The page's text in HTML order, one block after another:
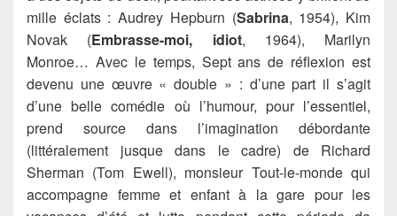
mille éclats : Audrey Hepburn (Sabrina, 1954), Kim
Novak (Embrasse-moi, idiot, 1964), Marilyn
Monroe… Avec le temps, Sept ans de réflexion est
devenu une œuvre « double » : d’une part il s’agit
d’une belle comédie où l’humour, pour l’essentiel,
prend source dans l’imagination débordante
(littéralement jusque dans le cadre) de Richard
Sherman (Tom Ewell), monsieur Tout-le-monde qui
accompagne femme et enfant à la gare pour les